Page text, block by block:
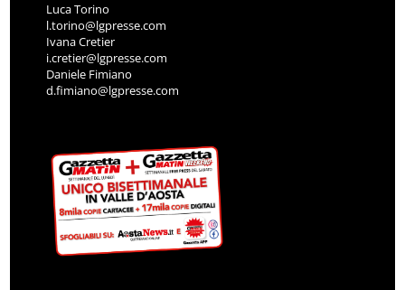
Luca Torino
l.torino@lgpresse.com
Ivana Cretier
i.cretier@lgpresse.com
Daniele Fimiano
d.fimiano@lgpresse.com